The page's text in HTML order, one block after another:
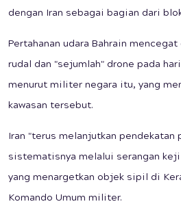
dengan Iran sebagai bagian dari
Pertahanan udara Bahrain
rudal dan "sejumlah" drone pada
menurut militer negara itu, yang
kawasan tersebut.
Iran "terus melanjutkan pendekatan
sistematisnya melalui serangan
yang menargetkan objek sipil di
Komando Umum militer.